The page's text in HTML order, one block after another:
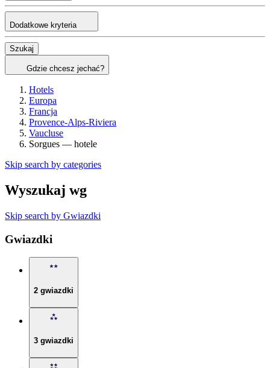
Dodatkowe kryteria
Szukaj
Gdzie chcesz jechać?
Hotels
Europa
Francja
Provence-Alps-Riviera
Vaucluse
Sorgues — hotele
Skip search by categories
Wyszukaj wg
Skip search by Gwiazdki
Gwiazdki
2 gwiazdki
3 gwiazdki